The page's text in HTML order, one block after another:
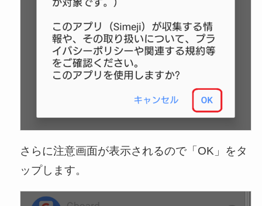
さらに注意画面が表示されるので「OK」をタ
ップします。